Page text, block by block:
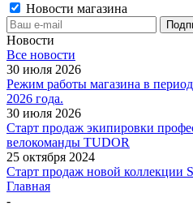
Новости магазина
Новости
Все новости
30 июля 2026
Режим работы магазина в
2026 года.
30 июля 2026
Старт продаж экипировки
велокоманды TUDOR
25 октября 2024
Старт продаж новой коллекции
Главная
-